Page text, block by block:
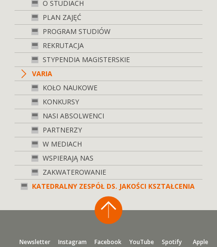
O STUDIACH
PLAN ZAJĘĆ
PROGRAM STUDIÓW
REKRUTACJA
STYPENDIA MAGISTERSKIE
VARIA
KOŁO NAUKOWE
KONKURSY
NASI ABSOLWENCI
PARTNERZY
W MEDIACH
WSPIERAJĄ NAS
ZAKWATEROWANIE
KATEDRALNY ZESPÓŁ DS. JAKOŚCI KSZTAŁCENIA
Newsletter Instagram Facebook YouTube Spotify Apple